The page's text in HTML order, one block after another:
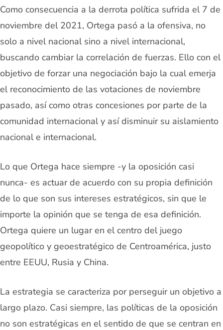
Como consecuencia a la derrota política sufrida el 7 de
noviembre del 2021, Ortega pasó a la ofensiva, no
solo a nivel nacional sino a nivel internacional,
buscando cambiar la correlación de fuerzas. Ello con el
objetivo de forzar una negociación bajo la cual emerja
el reconocimiento de las votaciones de noviembre
pasado, así como otras concesiones por parte de la
comunidad internacional y así disminuir su aislamiento
nacional e internacional.
Lo que Ortega hace siempre -y la oposición casi
nunca- es actuar de acuerdo con su propia definición
de lo que son sus intereses estratégicos, sin que le
importe la opinión que se tenga de esa definición.
Ortega quiere un lugar en el centro del juego
geopolítico y geoestratégico de Centroamérica, justo
entre EEUU, Rusia y China.
La estrategia se caracteriza por perseguir un objetivo a
largo plazo. Casi siempre, las políticas de la oposición
no son estratégicas en el sentido de que se centran en